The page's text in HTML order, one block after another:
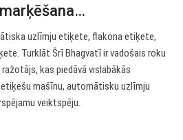
uzlīmju etiķete, flakona etiķete,
Turklāt Šrī Bhagvatī ir vadošais roku
kas piedāvā vislabākās
mašīnu, automātisku uzlīmju
veiktspēju.